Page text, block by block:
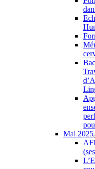
Mai 2025